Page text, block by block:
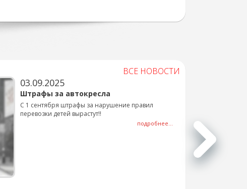
ВСЕ НОВОСТИ
03.09.2025
Штрафы за автокресла
С 1 сентября штрафы за нарушение правил
перевозки детей вырастут!!
подробнее...